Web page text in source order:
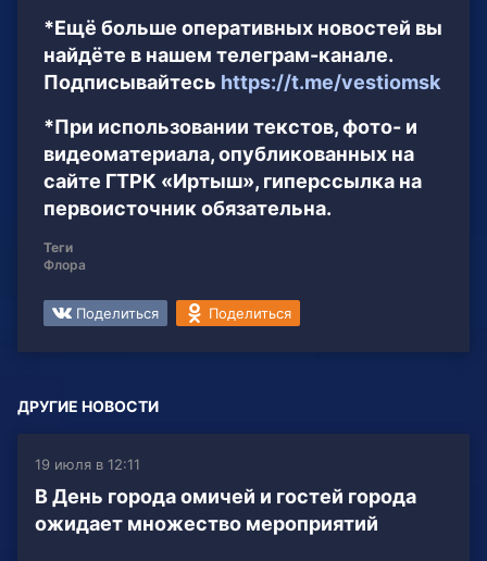
*Ещё больше оперативных новостей вы
найдёте в нашем телеграм-канале.
Подписывайтесь https://t.me/vestiomsk
*При использовании текстов, фото- и
видеоматериала, опубликованных на
сайте ГТРК «Иртыш», гиперссылка на
первоисточник обязательна.
Теги
Флора
Поделиться Поделиться
ДРУГИЕ НОВОСТИ
19 июля в 12:11
В День города омичей и гостей города
ожидает множество мероприятий